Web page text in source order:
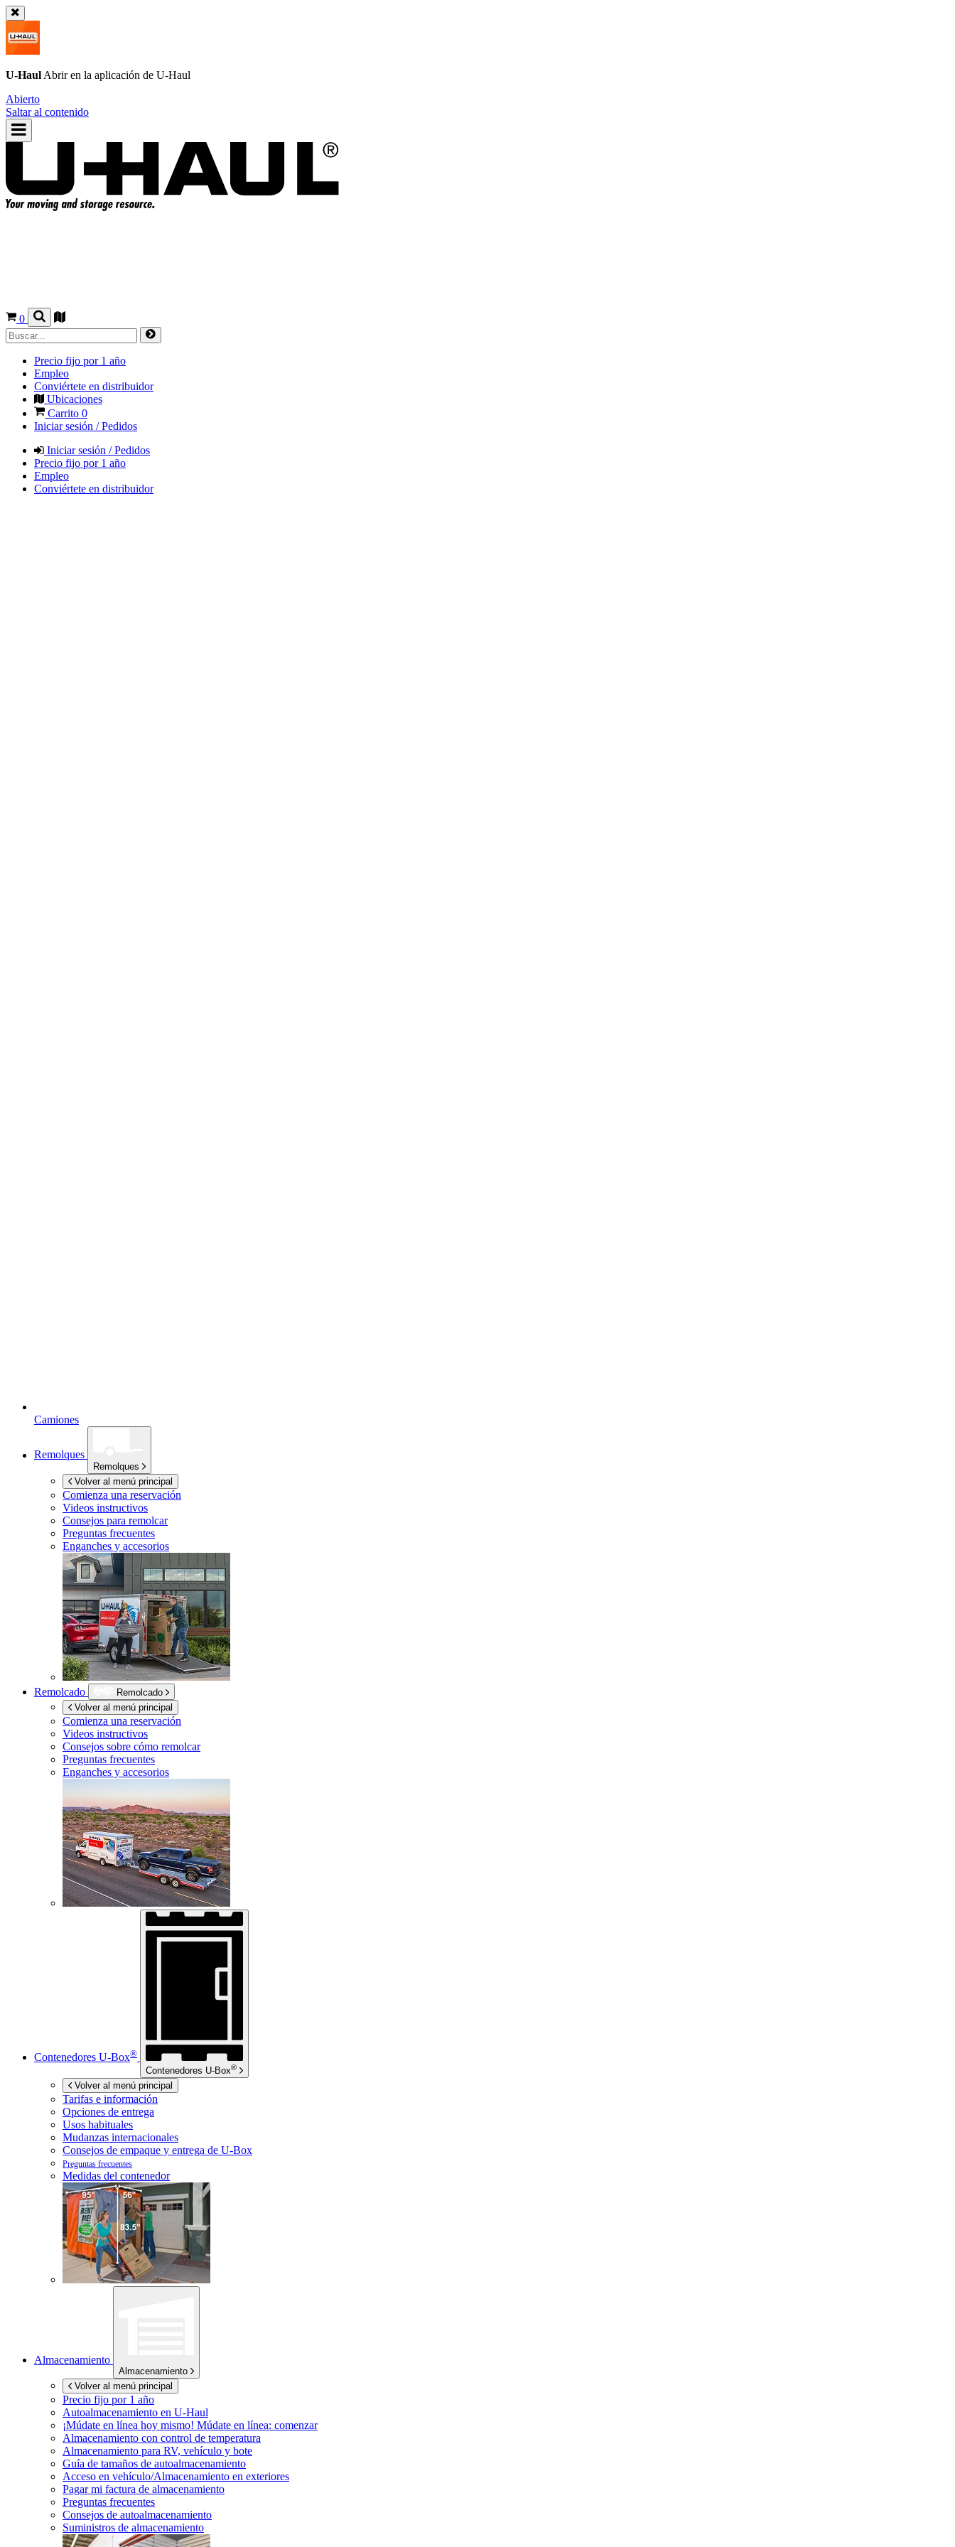
U-Haul Abrir en la aplicación de U-Haul
Abierto
Saltar al contenido
0
Precio fijo por 1 año
Empleo
Conviértete en distribuidor
Ubicaciones
Carrito 0
Iniciar sesión / Pedidos
Iniciar sesión / Pedidos
Precio fijo por 1 año
Empleo
Conviértete en distribuidor
Camiones
Remolques
Remolques
Volver al menú principal
Comienza una reservación
Videos instructivos
Consejos para remolcar
Preguntas frecuentes
Enganches y accesorios
Remolcado
Remolcado
Volver al menú principal
Comienza una reservación
Videos instructivos
Consejos sobre cómo remolcar
Preguntas frecuentes
Enganches y accesorios
Contenedores U-Box®
Contenedores U-Box®
Volver al menú principal
Tarifas e información
Opciones de entrega
Usos habituales
Mudanzas internacionales
Consejos de empaque y entrega de U-Box
Preguntas frecuentes
Medidas del contenedor
Almacenamiento
Almacenamiento
Volver al menú principal
Precio fijo por 1 año
Autoalmacenamiento en U-Haul
¡Múdate en línea hoy mismo! Múdate en línea: comenzar
Almacenamiento con control de temperatura
Almacenamiento para RV, vehículo y bote
Guía de tamaños de autoalmacenamiento
Acceso en vehículo/Almacenamiento en exteriores
Pagar mi factura de almacenamiento
Preguntas frecuentes
Consejos de autoalmacenamiento
Suministros de almacenamiento